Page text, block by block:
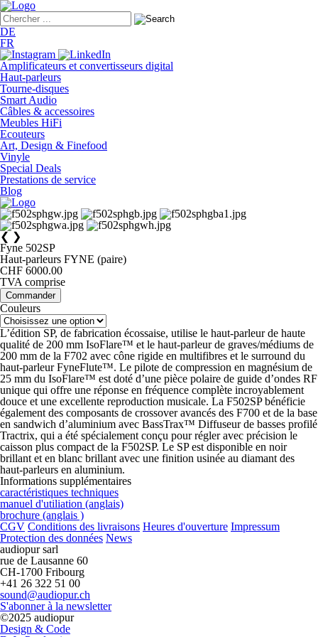
DE
FR
Amplificateurs et convertisseurs digital
Haut-parleurs
Tourne-disques
Smart Audio
Câbles & accessoires
Meubles HiFi
Ecouteurs
Art, Design & Finefood
Vinyle
Special Deals
Prestations de service
Blog
❮ ❯
Fyne 502SP
Haut-parleurs FYNE (paire)
CHF 6000.00
TVA comprise
Commander
Couleurs
L’édition SP, de fabrication écossaise, utilise le haut-parleur de haute
qualité de 200 mm IsoFlare™ et le haut-parleur de graves/médiums de
200 mm de la F702 avec cône rigide en multifibres et le surround du
haut-parleur FyneFlute™. Le pilote de compression en magnésium de
25 mm du IsoFlare™ est doté d’une pièce polaire de guide d’ondes RF
unique qui offre une réponse en fréquence complète incroyablement
douce et une excellente reproduction musicale. La F502SP bénéficie
également des composants de crossover avancés des F700 et de la base
en sandwich d’aluminium avec BassTrax™ Diffuseur de basses profilé
Tractrix, qui a été spécialement conçu pour régler avec précision le
caisson plus compact de la F502SP. Le SP est disponible en noir
brillant et en blanc brillant avec une finition usinée au diamant des
haut-parleurs en aluminium.
Informations supplémentaires
caractéristiques techniques
manuel d'utiliation (anglais)
brochure (anglais )
CGV Conditions des livraisons Heures d'ouverture Impressum
Protection des données News
audiopur sarl
rue de Lausanne 60
CH-1700 Fribourg
+41 26 322 51 00
sound@audiopur.ch
S'abonner à la newsletter
©2025 audiopur
Design & Code